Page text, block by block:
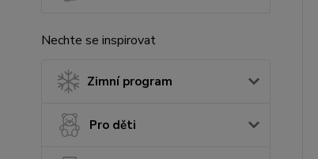
Nechte se inspirovat
Zimní program
Pro děti